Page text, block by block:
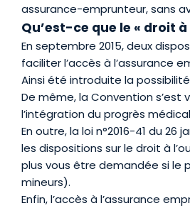
assurance-emprunteur, sans
Qu’est-ce que le « droit à
En septembre 2015, deux
faciliter l’accès à l’assurance
Ainsi été introduite la
De même, la Convention s’est
l’intégration du progrès
En outre, la loi n°2016-41 du
les dispositions sur le droit à
plus vous être demandée si le
mineurs).
Enfin, l’accès à l’assurance